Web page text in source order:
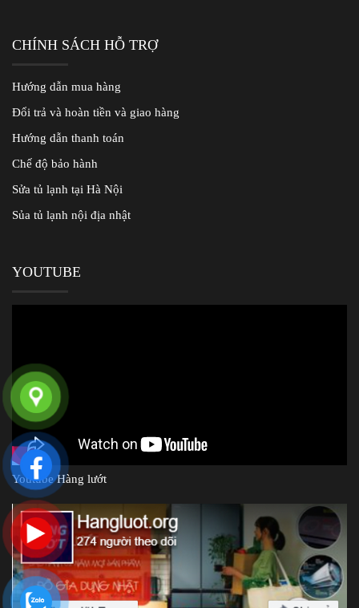
CHÍNH SÁCH HỖ TRỢ
Hướng dẫn mua hàng
Đổi trả và hoàn tiền và giao hàng
Hướng dẫn thanh toán
Chế độ bảo hành
Sửa tủ lạnh tại Hà Nội
Sủa tủ lạnh nội địa nhật
YOUTUBE
Youtube Hàng lướt